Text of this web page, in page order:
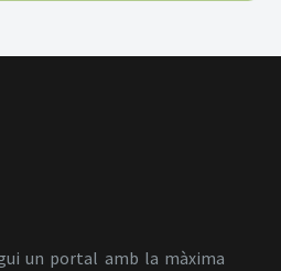
un portal amb la màxima